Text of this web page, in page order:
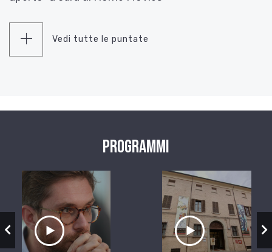
Vedi tutte le puntate
Programmi
Ascolta il servizio Ascolta il